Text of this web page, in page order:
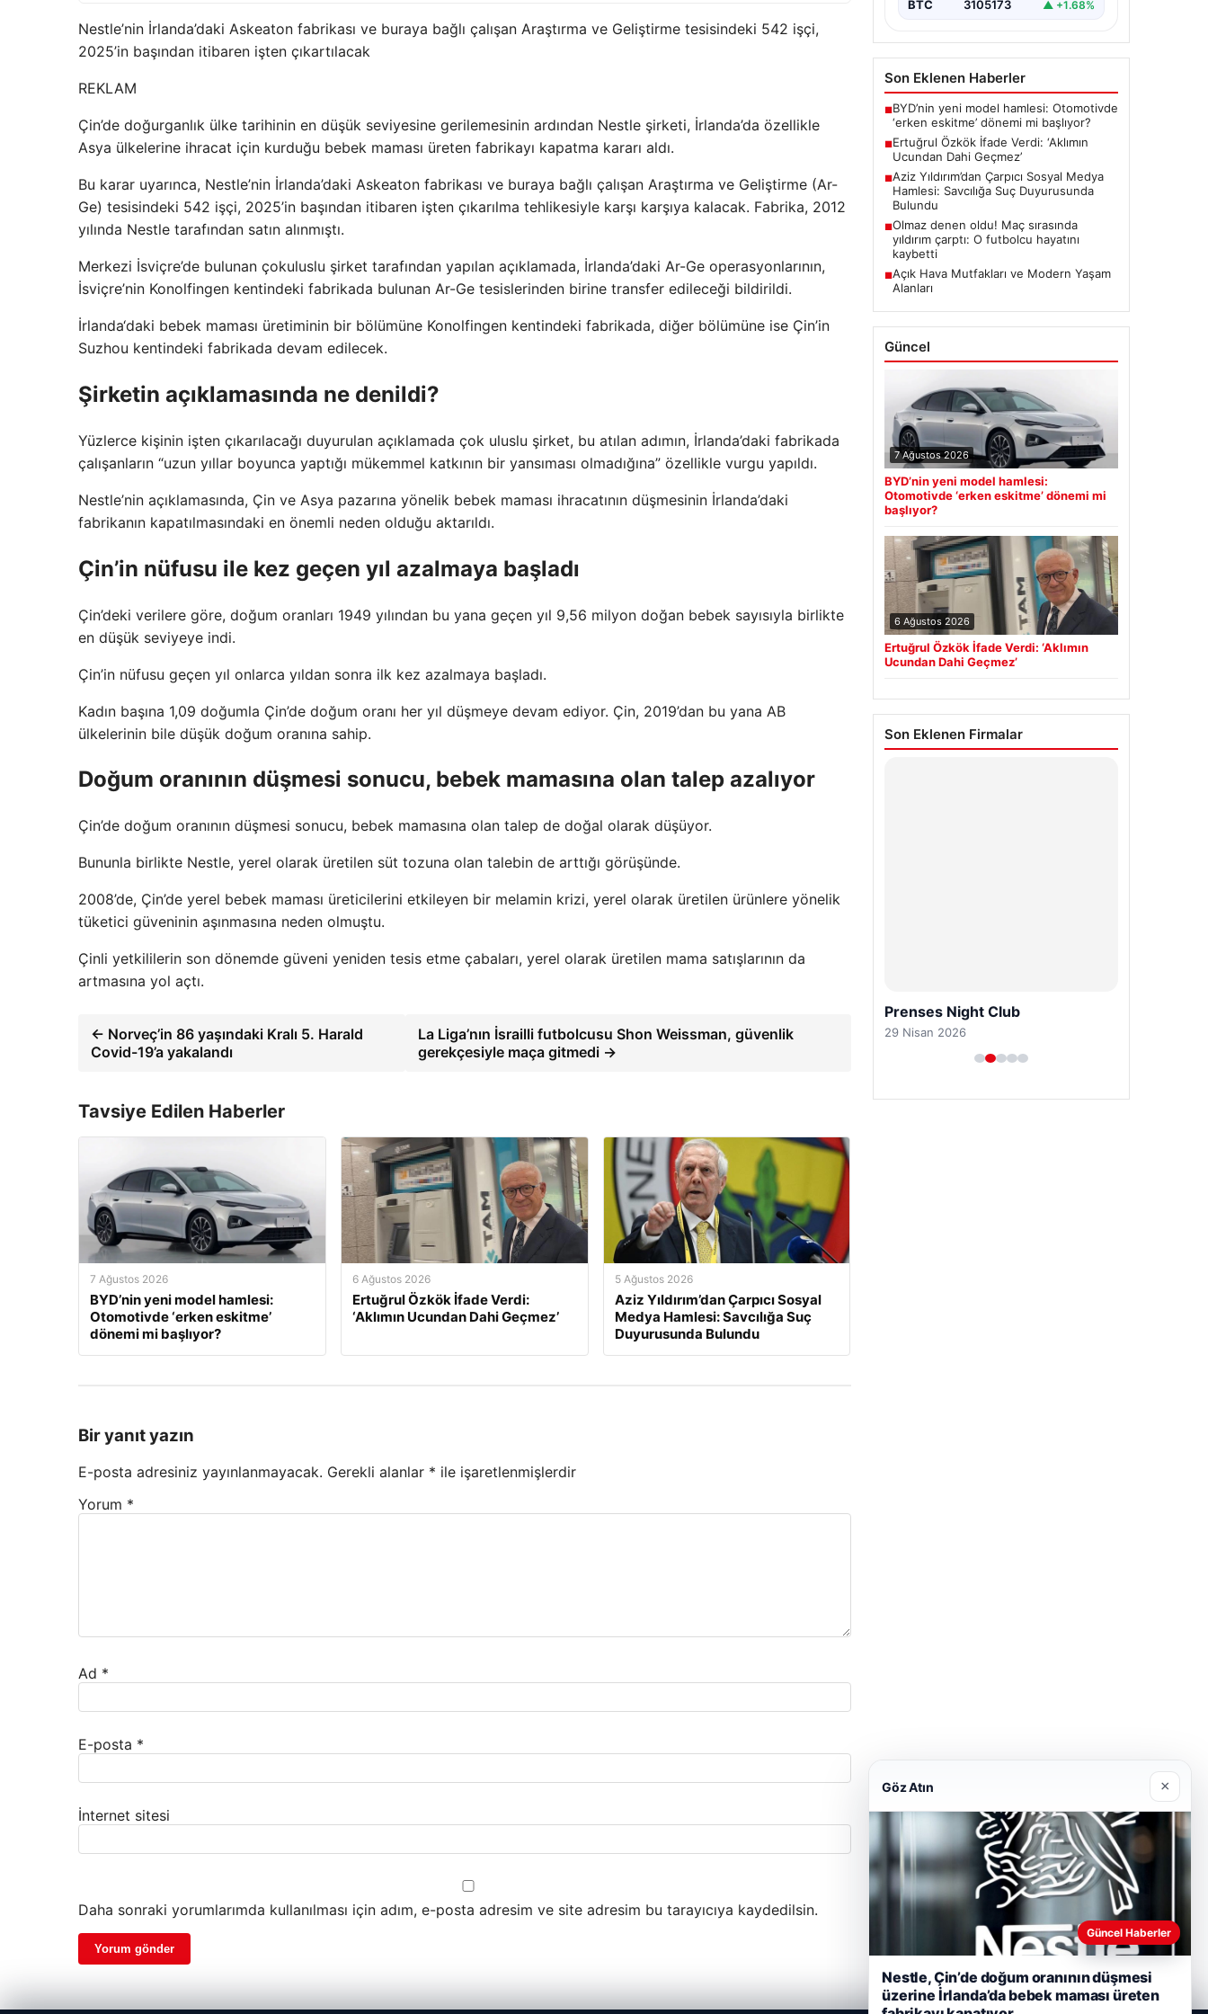
Nestle’nin İrlanda’daki Askeaton fabrikası ve buraya bağlı çalışan Araştırma ve Geliştirme tesisindeki 542 işçi,
2025’in başından itibaren işten çıkartılacak
REKLAM
Çin’de doğurganlık ülke tarihinin en düşük seviyesine gerilemesinin ardından Nestle şirketi, İrlanda’da özellikle
Asya ülkelerine ihracat için kurduğu bebek maması üreten fabrikayı kapatma kararı aldı.
Bu karar uyarınca, Nestle’nin İrlanda’daki Askeaton fabrikası ve buraya bağlı çalışan Araştırma ve Geliştirme (Ar-
Ge) tesisindeki 542 işçi, 2025’in başından itibaren işten çıkarılma tehlikesiyle karşı karşıya kalacak. Fabrika, 2012
yılında Nestle tarafından satın alınmıştı.
Merkezi İsviçre’de bulunan çokuluslu şirket tarafından yapılan açıklamada, İrlanda’daki Ar-Ge operasyonlarının,
İsviçre’nin Konolfingen kentindeki fabrikada bulunan Ar-Ge tesislerinden birine transfer edileceği bildirildi.
İrlanda‘daki bebek maması üretiminin bir bölümüne Konolfingen kentindeki fabrikada, diğer bölümüne ise Çin’in
Suzhou kentindeki fabrikada devam edilecek.
Şirketin açıklamasında ne denildi?
Yüzlerce kişinin işten çıkarılacağı duyurulan açıklamada çok uluslu şirket, bu atılan adımın, İrlanda’daki fabrikada
çalışanların “uzun yıllar boyunca yaptığı mükemmel katkının bir yansıması olmadığına” özellikle vurgu yapıldı.
Nestle’nin açıklamasında, Çin ve Asya pazarına yönelik bebek maması ihracatının düşmesinin İrlanda’daki
fabrikanın kapatılmasındaki en önemli neden olduğu aktarıldı.
Çin’in nüfusu ile kez geçen yıl azalmaya başladı
Çin’deki verilere göre, doğum oranları 1949 yılından bu yana geçen yıl 9,56 milyon doğan bebek sayısıyla birlikte
en düşük seviyeye indi.
Çin’in nüfusu geçen yıl onlarca yıldan sonra ilk kez azalmaya başladı.
Kadın başına 1,09 doğumla Çin’de doğum oranı her yıl düşmeye devam ediyor. Çin, 2019’dan bu yana AB
ülkelerinin bile düşük doğum oranına sahip.
Doğum oranının düşmesi sonucu, bebek mamasına olan talep azalıyor
Çin’de doğum oranının düşmesi sonucu, bebek mamasına olan talep de doğal olarak düşüyor.
Bununla birlikte Nestle, yerel olarak üretilen süt tozuna olan talebin de arttığı görüşünde.
2008’de, Çin’de yerel bebek maması üreticilerini etkileyen bir melamin krizi, yerel olarak üretilen ürünlere yönelik
tüketici güveninin aşınmasına neden olmuştu.
Çinli yetkililerin son dönemde güveni yeniden tesis etme çabaları, yerel olarak üretilen mama satışlarının da
artmasına yol açtı.
← Norveç’in 86 yaşındaki Kralı 5. Harald
Covid-19’a yakalandı
La Liga’nın İsrailli futbolcusu Shon Weissman, güvenlik
gerekçesiyle maça gitmedi →
Tavsiye Edilen Haberler
7 Ağustos 2026
BYD’nin yeni model hamlesi:
Otomotivde ‘erken eskitme’
dönemi mi başlıyor?
6 Ağustos 2026
Ertuğrul Özkök İfade Verdi:
‘Aklımın Ucundan Dahi Geçmez’
5 Ağustos 2026
Aziz Yıldırım’dan Çarpıcı Sosyal
Medya Hamlesi: Savcılığa Suç
Duyurusunda Bulundu
Bir yanıt yazın
E-posta adresiniz yayınlanmayacak. Gerekli alanlar * ile işaretlenmişlerdir
Yorum *
Ad *
E-posta *
İnternet sitesi
Daha sonraki yorumlarımda kullanılması için adım, e-posta adresim ve site adresim bu tarayıcıya kaydedilsin.
BTC 3105173 ▲ +1.68%
Son Eklenen Haberler
■BYD’nin yeni model hamlesi: Otomotivde
‘erken eskitme’ dönemi mi başlıyor?
■Ertuğrul Özkök İfade Verdi: ‘Aklımın
Ucundan Dahi Geçmez’
■Aziz Yıldırım’dan Çarpıcı Sosyal Medya
Hamlesi: Savcılığa Suç Duyurusunda
Bulundu
■Olmaz denen oldu! Maç sırasında
yıldırım çarptı: O futbolcu hayatını
kaybetti
■Açık Hava Mutfakları ve Modern Yaşam
Alanları
Güncel
7 Ağustos 2026
BYD’nin yeni model hamlesi:
Otomotivde ‘erken eskitme’ dönemi mi
başlıyor?
6 Ağustos 2026
Ertuğrul Özkök İfade Verdi: ‘Aklımın
Ucundan Dahi Geçmez’
Son Eklenen Firmalar
Prenses Night Club
29 Nisan 2026
Göz Atın ×
Güncel Haberler
Nestle, Çin’de doğum oranının düşmesi
üzerine İrlanda’da bebek maması üreten